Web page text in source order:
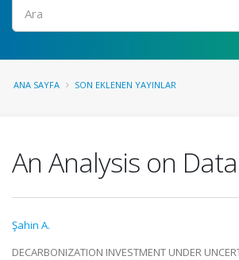
Ara
ANA SAYFA SON EKLENEN YAYINLAR
An Analysis on
Şahin A.
DECARBONIZATION INVESTMENT UNDER